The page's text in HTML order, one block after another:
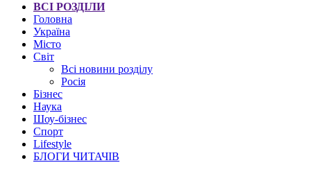
ВСІ РОЗДІЛИ
Головна
Україна
Місто
Світ
Всі новини розділу
Росія
Бізнес
Наука
Шоу-бізнес
Спорт
Lifestyle
БЛОГИ ЧИТАЧІВ